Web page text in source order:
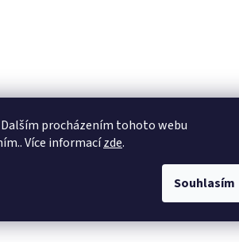
procházením tohoto webu
Více informacízde.
Souhlasím